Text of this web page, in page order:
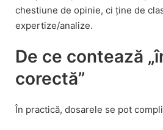
chestiune de opinie, ci ține de
expertize/analize.
De ce contează
corectă”
În practică, dosarele se pot